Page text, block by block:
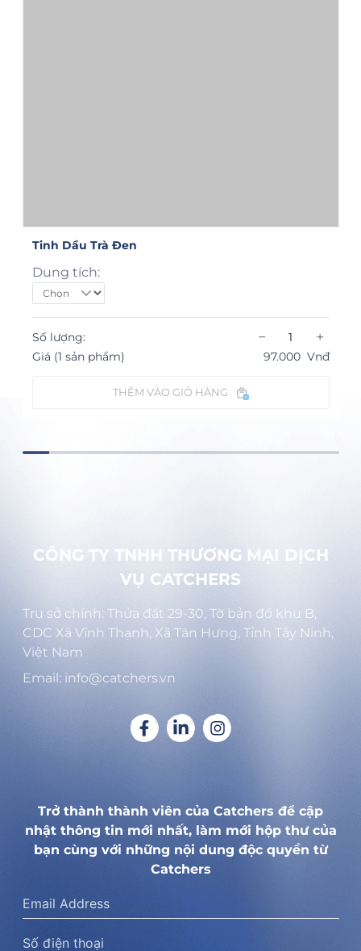
Tinh Dầu Trà Đen
Dung tích:
Số lượng: − +
Giá (1 sản phẩm) 97.000 Vnđ
THÊM VÀO GIỎ HÀNG
CÔNG TY TNHH THƯƠNG MẠI DỊCH
VỤ CATCHERS
Trụ sở chính: Thửa đất 29-30, Tờ bản đồ khu B,
CDC Xã Vĩnh Thạnh, Xã Tân Hưng, Tỉnh Tây Ninh,
Việt Nam
Email: info@catchers.vn
Trở thành thành viên của Catchers để cập
nhật thông tin mới nhất, làm mới hộp thư của
bạn cùng với những nội dung độc quyền từ
Catchers